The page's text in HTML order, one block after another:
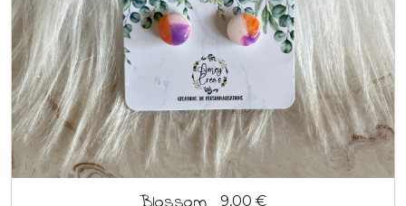
9,00 €